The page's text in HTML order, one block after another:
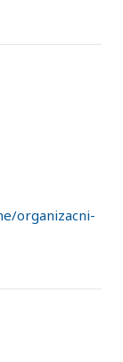
organizacni-